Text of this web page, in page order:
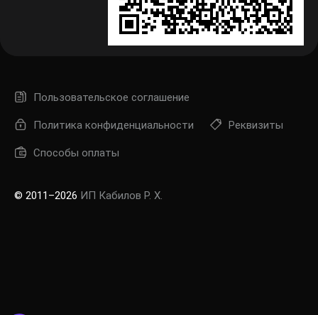
Пользовательское соглашение
Политика конфиденциальности Реквизиты
Способы оплаты
© 2011–2026 ИП Кабилов Р. Х.